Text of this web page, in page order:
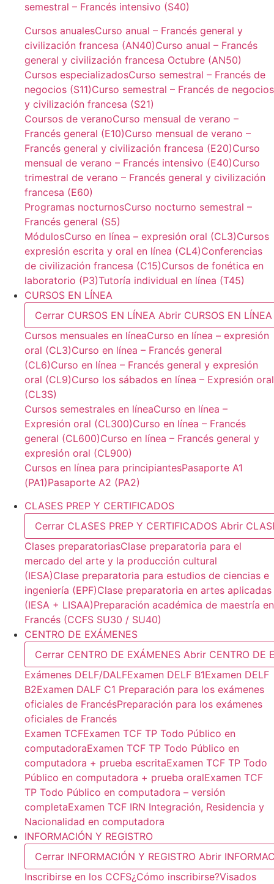
semestral – Francés intensivo (S40)
Cursos anualesCurso anual – Francés general y
civilización francesa (AN40)Curso anual – Francés
general y civilización francesa Octubre (AN50)
Cursos especializadosCurso semestral – Francés de
negocios (S11)Curso semestral – Francés de negocios
y civilización francesa (S21)
Coursos de veranoCurso mensual de verano –
Francés general (E10)Curso mensual de verano –
Francés general y civilización francesa (E20)Curso
mensual de verano – Francés intensivo (E40)Curso
trimestral de verano – Francés general y civilización
francesa (E60)
Programas nocturnosCurso nocturno semestral –
Francés general (S5)
MódulosCurso en línea – expresión oral (CL3)Cursos
expresión escrita y oral en línea (CL4)Conferencias
de civilización francesa (C15)Cursos de fonética en
laboratorio (P3)Tutoría individual en línea (T45)
CURSOS EN LÍNEA
Cerrar CURSOS EN LÍNEA Abrir CURSOS EN LÍNEA
Cursos mensuales en líneaCurso en línea – expresión
oral (CL3)Curso en línea – Francés general
(CL6)Curso en línea – Francés general y expresión
oral (CL9)Curso los sábados en línea – Expresión oral
(CL3S)
Cursos semestrales en líneaCurso en línea –
Expresión oral (CL300)Curso en línea – Francés
general (CL600)Curso en línea – Francés general y
expresión oral (CL900)
Cursos en línea para principiantesPasaporte A1
(PA1)Pasaporte A2 (PA2)
CLASES PREP Y CERTIFICADOS
Cerrar CLASES PREP Y CERTIFICADOS Abrir
Clases preparatoriasClase preparatoria para el
mercado del arte y la producción cultural
(IESA)Clase preparatoria para estudios de ciencias e
ingeniería (EPF)Clase preparatoria en artes aplicadas
(IESA + LISAA)Preparación académica de maestría en
Francés (CCFS SU30 / SU40)
CENTRO DE EXÁMENES
Cerrar CENTRO DE EXÁMENES Abrir CENTRO DE
Exámenes DELF/DALFExamen DELF B1Examen DELF
B2Examen DALF C1 Preparación para los exámenes
oficiales de FrancésPreparación para los exámenes
oficiales de Francés
Examen TCFExamen TCF TP Todo Público en
computadoraExamen TCF TP Todo Público en
computadora + prueba escritaExamen TCF TP Todo
Público en computadora + prueba oralExamen TCF
TP Todo Público en computadora – versión
completaExamen TCF IRN Integración, Residencia y
Nacionalidad en computadora
INFORMACIÓN Y REGISTRO
Cerrar INFORMACIÓN Y REGISTRO Abrir
Inscribirse en los CCFS¿Cómo inscribirse?Visados